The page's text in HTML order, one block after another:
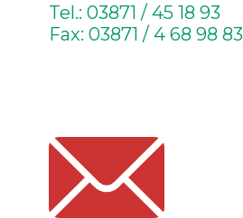
Tel.: 03871 / 45 18 93
Fax: 03871 / 4 68 98 83